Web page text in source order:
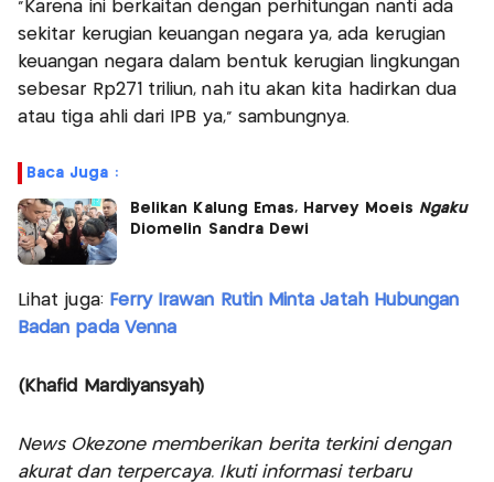
"Karena ini berkaitan dengan perhitungan nanti ada
sekitar kerugian keuangan negara ya, ada kerugian
keuangan negara dalam bentuk kerugian lingkungan
sebesar Rp271 triliun, nah itu akan kita hadirkan dua
atau tiga ahli dari IPB ya," sambungnya.
Baca Juga :
Belikan Kalung Emas, Harvey Moeis Ngaku
Diomelin Sandra Dewi
Lihat juga: Ferry Irawan Rutin Minta Jatah Hubungan
Badan pada Venna
(Khafid Mardiyansyah)
News Okezone memberikan berita terkini dengan
akurat dan terpercaya. Ikuti informasi terbaru